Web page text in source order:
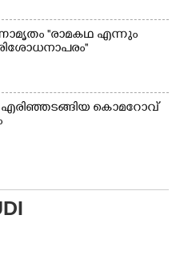
''രാമകഥ എന്നും
​എ​രി​ഞ്ഞ​ട​ങ്ങിയ കൊ​മ​റോ​വ്